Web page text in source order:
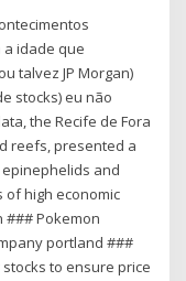
idade que
talvez JP Morgan)
stocks) eu não
the Recife de Fora
reefs, presented a
and
of high economic
### Pokemon
portland ###
to ensure price